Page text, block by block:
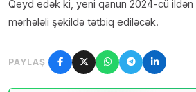
Qeyd edək ki, yeni qanun 2024-cü
mərhələli şəkildə tətbiq ediləcək.
PAYLAŞ